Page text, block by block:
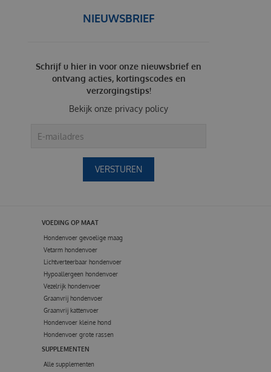
NIEUWSBRIEF
Schrijf u hier in voor onze nieuwsbrief en
ontvang acties, kortingscodes en
verzorgingstips!
Bekijk onze privacy policy
VOEDING OP MAAT
Hondenvoer gevoelige maag
Vetarm hondenvoer
Lichtverteerbaar hondenvoer
Hypoallergeen hondenvoer
Vezelrijk hondenvoer
Graanvrij hondenvoer
Graanvrij kattenvoer
Hondenvoer kleine hond
Hondenvoer grote rassen
SUPPLEMENTEN
Alle supplementen